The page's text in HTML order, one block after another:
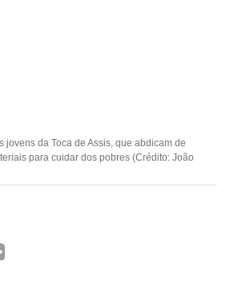
jovens da Toca de Assis, que abdicam de
para cuidar dos pobres (Crédito: João